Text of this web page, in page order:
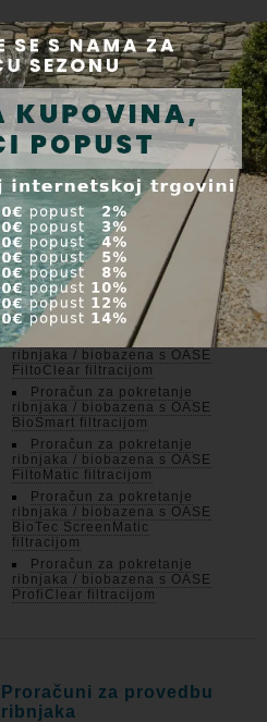
Proračuni za proljetno
puštanje u rad ribnjaka
i biobazena/plivališta
Proračun za pokretanje
ribnjaka / biobazena s OASE
Filtral filtracijom
Proračun za pokretanje
ribnjaka / biobazena s OASE
BioPress filtracijom
Proračun za pokretanje
ribnjaka / biobazena s OASE
FiltoClear filtracijom
Proračun za pokretanje
ribnjaka / biobazena s OASE
BioSmart filtracijom
Proračun za pokretanje
ribnjaka / biobazena s OASE
FiltoMatic filtracijom
Proračun za pokretanje
ribnjaka / biobazena s OASE
BioTec ScreenMatic
filtracijom
Proračun za pokretanje
ribnjaka / biobazena s OASE
ProfiClear filtracijom
Proračuni za provedbu
ribnjaka